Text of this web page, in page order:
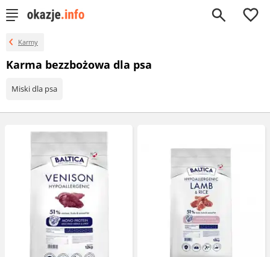
0
Karmy
Karma bezzbożowa dla psa
Miski dla psa